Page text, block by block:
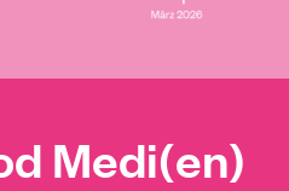
Medi(en)